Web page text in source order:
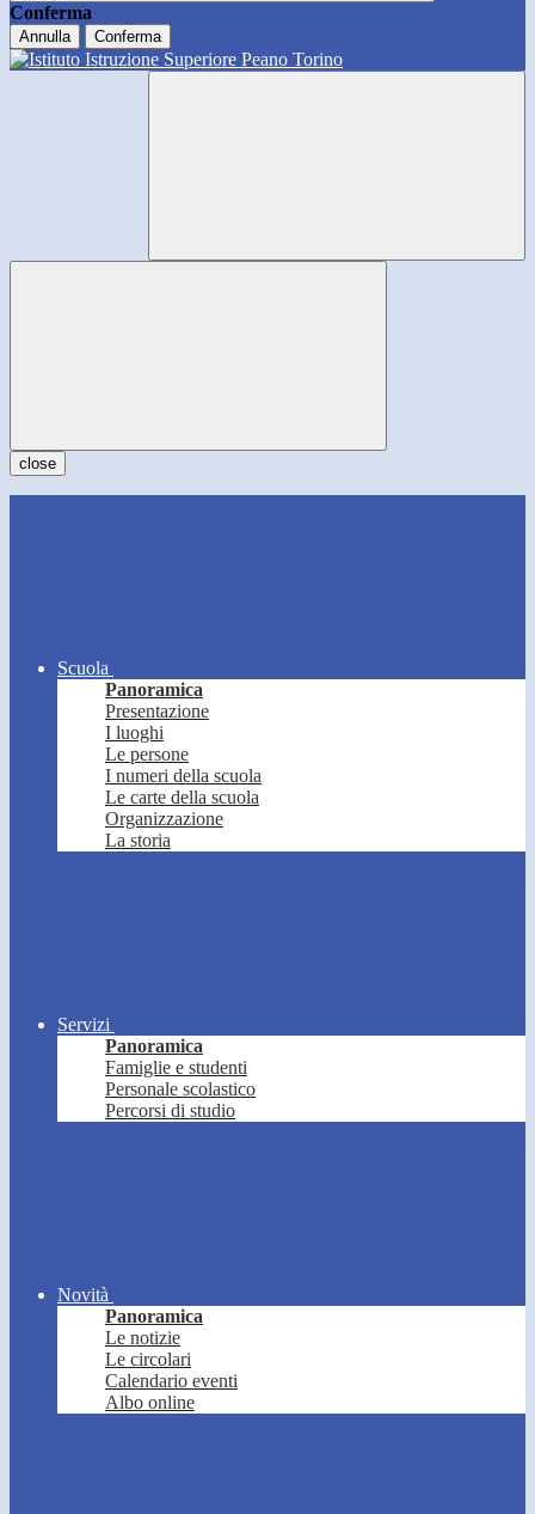
Conferma
Annulla Conferma
close
Scuola
Panoramica
Presentazione
I luoghi
Le persone
I numeri della scuola
Le carte della scuola
Organizzazione
La storia
Servizi
Panoramica
Famiglie e studenti
Personale scolastico
Percorsi di studio
Novità
Panoramica
Le notizie
Le circolari
Calendario eventi
Albo online